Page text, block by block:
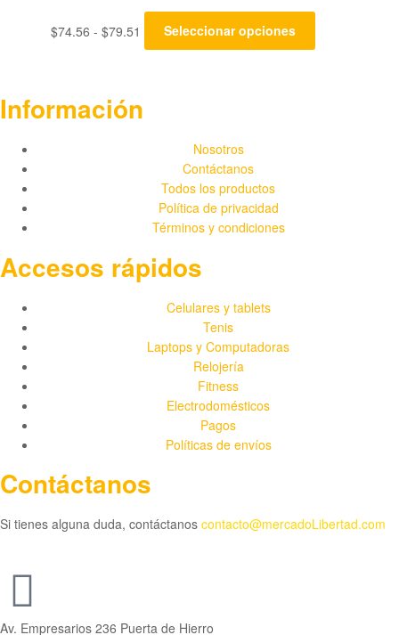
$74.56 - $79.51 Seleccionar opciones
Información
Nosotros
Contáctanos
Todos los productos
Política de privacidad
Términos y condiciones
Accesos rápidos
Celulares y tablets
Tenis
Laptops y Computadoras
Relojería
Fitness
Electrodomésticos
Pagos
Políticas de envíos
Contáctanos
Si tienes alguna duda, contáctanos contacto@mercadoLibertad.com
Av. Empresarios 236 Puerta de Hierro